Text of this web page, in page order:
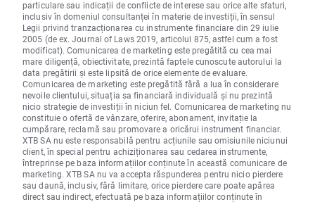
particulare sau indicații de conflicte de interese sau orice alte sfaturi,
inclusiv în domeniul consultanței în materie de investiții, în sensul
Legii privind tranzacționarea cu instrumente financiare din 29 iulie
2005 (de ex. Journal of Laws 2019, articolul 875, astfel cum a fost
modificat). Comunicarea de marketing este pregătită cu cea mai
mare diligență, obiectivitate, prezintă faptele cunoscute autorului la
data pregătirii și este lipsită de orice elemente de evaluare.
Comunicarea de marketing este pregătită fără a lua în considerare
nevoile clientului, situația sa financiară individuală și nu prezintă
nicio strategie de investiții în niciun fel. Comunicarea de marketing nu
constituie o ofertă de vânzare, oferire, abonament, invitație la
cumpărare, reclamă sau promovare a oricărui instrument financiar.
XTB SA nu este responsabilă pentru acțiunile sau omisiunile niciunui
client, în special pentru achiziționarea sau cedarea instrumente,
întreprinse pe baza informațiilor conținute în această comunicare de
marketing. XTB SA nu va accepta răspunderea pentru nicio pierdere
sau daună, inclusiv, fără limitare, orice pierdere care poate apărea
direct sau indirect, efectuată pe baza informațiilor conținute în